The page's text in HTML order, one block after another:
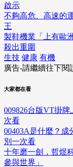
啟示
不夠高危、高速的
王
製鞋機業「上有歐
殺出重圍
生技 健康 有機
廣告-請繼續往下閱
大家都在看
009826台版VT掛
次看
00403A是什麼？成
別一次看
十年磨一劍，哲煜
參與世界」